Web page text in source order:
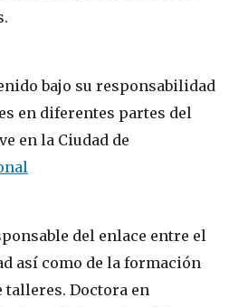
bajo su responsabilidad
en diferentes partes del
en la Ciudad de
del enlace entre el
así como de la formación
talleres. Doctora en